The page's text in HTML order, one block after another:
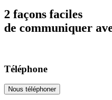
2 façons faciles
de communiquer
Téléphone
Nous téléphoner